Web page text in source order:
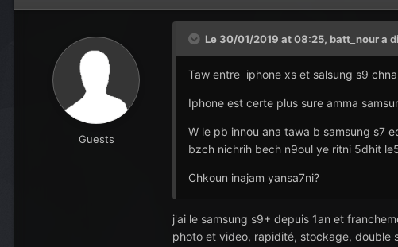
Guests
Le 30/01/2019 at 08:25, batt_noura
Taw entre iphone xs et salsung s9
Iphone est certe plus sure amma
W le pb innou ana tawa b samsung s7
bzch nichrih bech n9oul ye ritni 5dhit
Chkoun inajam yansa7ni?
j'ai le samsung s9+ depuis 1an et
photo et video, rapidité, stockage, double